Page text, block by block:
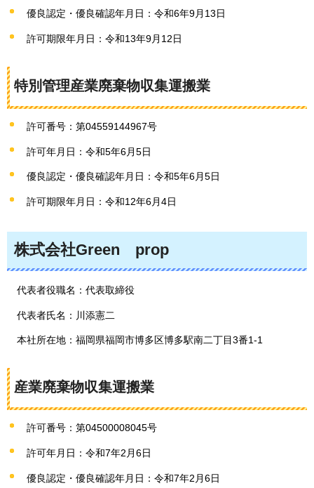
優良認定・優良確認年月日：令和6年9月13日
許可期限年月日：令和13年9月12日
特別管理産業廃棄物収集運搬業
許可番号：第04559144967号
許可年月日：令和5年6月5日
優良認定・優良確認年月日：令和5年6月5日
許可期限年月日：令和12年6月4日
株式会社Green prop
代表者役職名：代表取締役
代表者氏名：川添憲二
本社所在地：福岡県福岡市博多区博多駅南二丁目3番1-1
産業廃棄物収集運搬業
許可番号：第04500008045号
許可年月日：令和7年2月6日
優良認定・優良確認年月日：令和7年2月6日